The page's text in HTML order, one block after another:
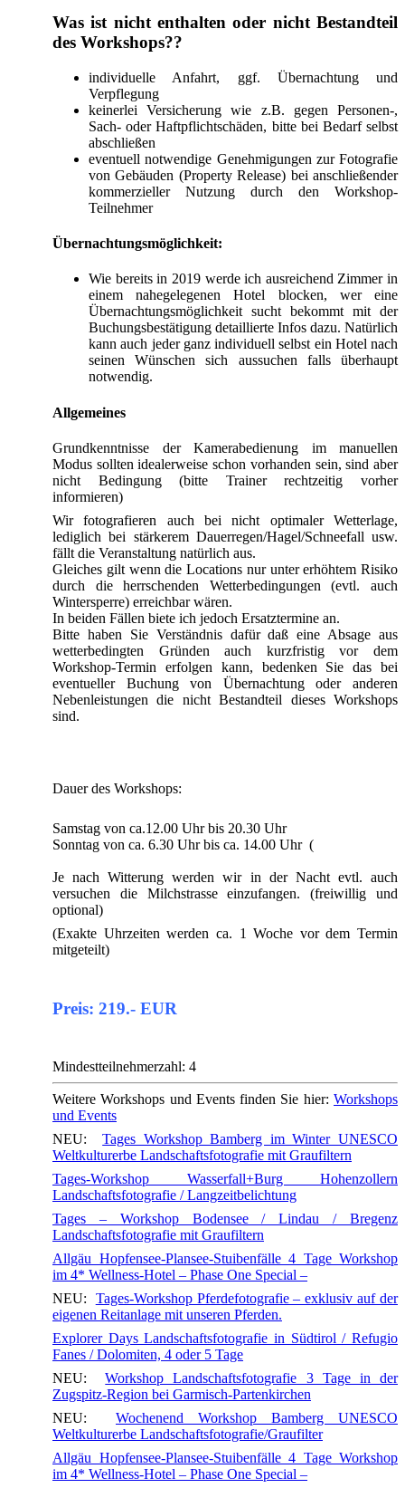
Was ist nicht enthalten oder nicht Bestandteil
des Workshops??
individuelle Anfahrt, ggf. Übernachtung und
Verpflegung
keinerlei Versicherung wie z.B. gegen Personen-,
Sach- oder Haftpflichtschäden, bitte bei Bedarf selbst
abschließen
eventuell notwendige Genehmigungen zur Fotografie
von Gebäuden (Property Release) bei anschließender
kommerzieller Nutzung durch den Workshop-
Teilnehmer
Übernachtungsmöglichkeit:
Wie bereits in 2019 werde ich ausreichend Zimmer in
einem nahegelegenen Hotel blocken, wer eine
Übernachtungsmöglichkeit sucht bekommt mit der
Buchungsbestätigung detaillierte Infos dazu. Natürlich
kann auch jeder ganz individuell selbst ein Hotel nach
seinen Wünschen sich aussuchen falls überhaupt
notwendig.
Allgemeines
Grundkenntnisse der Kamerabedienung im manuellen
Modus sollten idealerweise schon vorhanden sein, sind aber
nicht Bedingung (bitte Trainer rechtzeitig vorher
informieren)
Wir fotografieren auch bei nicht optimaler Wetterlage,
lediglich bei stärkerem Dauerregen/Hagel/Schneefall usw.
fällt die Veranstaltung natürlich aus.
Gleiches gilt wenn die Locations nur unter erhöhtem Risiko
durch die herrschenden Wetterbedingungen (evtl. auch
Wintersperre) erreichbar wären.
In beiden Fällen biete ich jedoch Ersatztermine an.
Bitte haben Sie Verständnis dafür daß eine Absage aus
wetterbedingten Gründen auch kurzfristig vor dem
Workshop-Termin erfolgen kann, bedenken Sie das bei
eventueller Buchung von Übernachtung oder anderen
Nebenleistungen die nicht Bestandteil dieses Workshops
sind.
Dauer des Workshops:
Samstag von ca.12.00 Uhr bis 20.30 Uhr
Sonntag von ca. 6.30 Uhr bis ca. 14.00 Uhr (
Je nach Witterung werden wir in der Nacht evtl. auch
versuchen die Milchstrasse einzufangen. (freiwillig und
optional)
(Exakte Uhrzeiten werden ca. 1 Woche vor dem Termin
mitgeteilt)
Preis: 219.- EUR
Mindestteilnehmerzahl: 4
Weitere Workshops und Events finden Sie hier: Workshops
und Events
NEU:Tages Workshop Bamberg im Winter UNESCO
Weltkulturerbe Landschaftsfotografie mit Graufiltern
Tages-Workshop Wasserfall+Burg Hohenzollern
Landschaftsfotografie / Langzeitbelichtung
Tages – Workshop Bodensee / Lindau / Bregenz
Landschaftsfotografie mit Graufiltern
Allgäu Hopfensee-Plansee-Stuibenfälle 4 Tage Workshop
im 4* Wellness-Hotel – Phase One Special –
NEU: Tages-Workshop Pferdefotografie – exklusiv auf der
eigenen Reitanlage mit unseren Pferden.
Explorer Days Landschaftsfotografie in Südtirol / Refugio
Fanes / Dolomiten, 4 oder 5 Tage
NEU:Workshop Landschaftsfotografie 3 Tage in der
Zugspitz-Region bei Garmisch-Partenkirchen
NEU: Wochenend Workshop Bamberg UNESCO
Weltkulturerbe Landschaftsfotografie/Graufilter
Allgäu Hopfensee-Plansee-Stuibenfälle 4 Tage Workshop
im 4* Wellness-Hotel – Phase One Special –